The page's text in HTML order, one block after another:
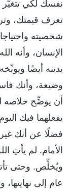
نفسك لكي
تعرف قيمتك،
شخصيته
الإنسان، وأنه
يدينه أيضًا
وضيعة، وأنك
أن يوضِّح خلاصه
يفعلهما فيك
فضلًا عن أنك
الأمام. لم يأتِ
ويُخلِّص. وحتى
عام إلى